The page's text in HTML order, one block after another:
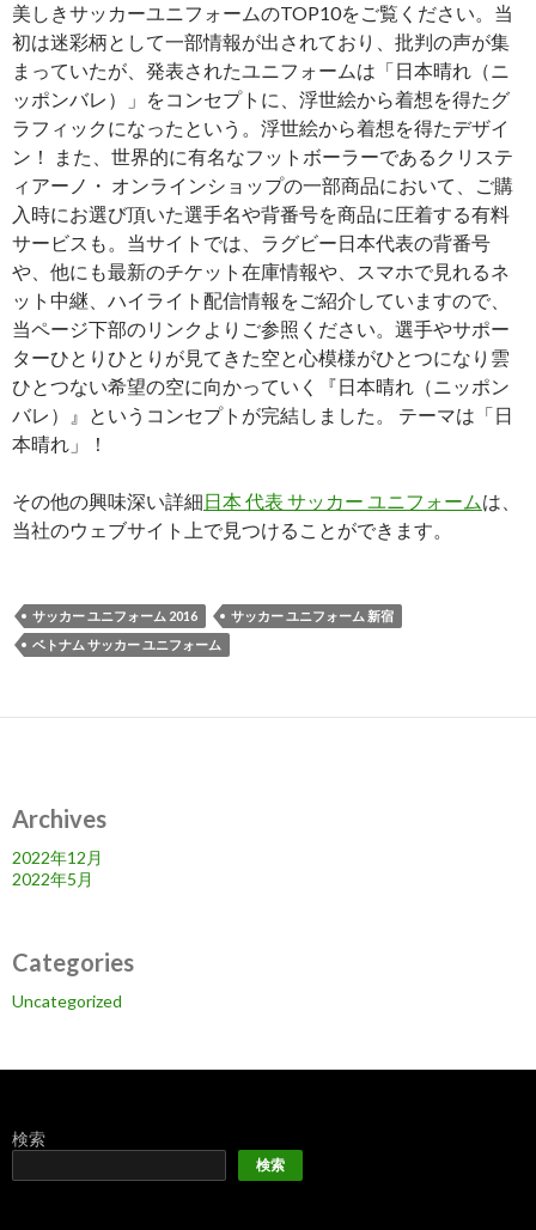
美しきサッカーユニフォームのTOP10をご覧ください。当
初は迷彩柄として一部情報が出されており、批判の声が集
まっていたが、発表されたユニフォームは「日本晴れ（ニ
ッポンバレ）」をコンセプトに、浮世絵から着想を得たグ
ラフィックになったという。浮世絵から着想を得たデザイ
ン！ また、世界的に有名なフットボーラーであるクリステ
ィアーノ・ オンラインショップの一部商品において、ご購
入時にお選び頂いた選手名や背番号を商品に圧着する有料
サービスも。当サイトでは、ラグビー日本代表の背番号
や、他にも最新のチケット在庫情報や、スマホで見れるネ
ット中継、ハイライト配信情報をご紹介していますので、
当ページ下部のリンクよりご参照ください。選手やサポー
ターひとりひとりが見てきた空と心模様がひとつになり雲
ひとつない希望の空に向かっていく『日本晴れ（ニッポン
バレ）』というコンセプトが完結しました。 テーマは「日
本晴れ」！
その他の興味深い詳細日本 代表 サッカー ユニフォームは、
当社のウェブサイト上で見つけることができます。
サッカー ユニフォーム 2016
サッカー ユニフォーム 新宿
ベトナム サッカー ユニフォーム
Archives
2022年12月
2022年5月
Categories
Uncategorized
検索
検索